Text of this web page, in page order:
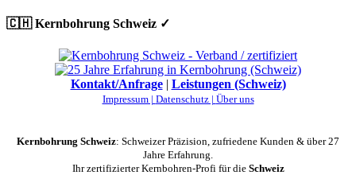
🇨🇭 Kernbohrung Schweiz ✓
Kontakt/Anfrage| Leistungen (Schweiz)
Impressum | Datenschutz | Über uns
Kernbohrung Schweiz: Schweizer Präzision, zufriedene Kunden & über 27
Jahre Erfahrung.
Ihr zertifizierter Kernbohren-Profi für die Schweiz